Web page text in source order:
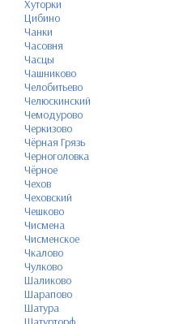
Хуторки
Цибино
Чанки
Часовня
Часцы
Чашниково
Челобитьево
Челюскинский
Чемодурово
Черкизово
Чёрная Грязь
Черноголовка
Чёрное
Чехов
Чеховский
Чешково
Чисмена
Чисменское
Чкалово
Чулково
Шаликово
Шарапово
Шатура